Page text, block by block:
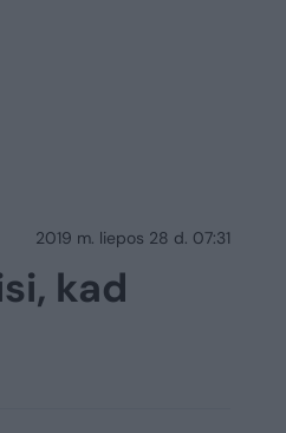
2019 m. liepos 28 d. 07:31
kad